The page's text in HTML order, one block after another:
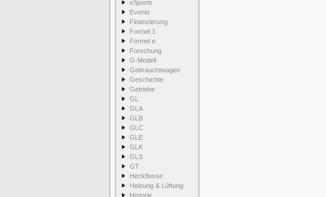
eSports
Events
Finanzierung
Formel 1
Formel e
Forschung
G-Modell
Gebrauchtwagen
Geschichte
Getriebe
GL
GLA
GLB
GLC
GLE
GLK
GLS
GT
Heckflosse
Heizung & Lüftung
Historie